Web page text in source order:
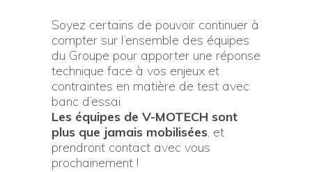
Soyez certains de pouvoir continuer à
compter sur l’ensemble des équipes
du Groupe pour apporter une réponse
technique face à vos enjeux et
contraintes en matière de test avec
banc d’essai.
Les équipes de V-MOTECH sont
plus que jamais mobilisées, et
prendront contact avec vous
prochainement !